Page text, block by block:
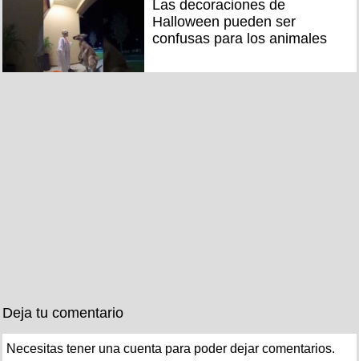
Las decoraciones de
Halloween pueden ser
confusas para los animales
Deja tu comentario
Necesitas tener una cuenta para poder dejar comentarios.